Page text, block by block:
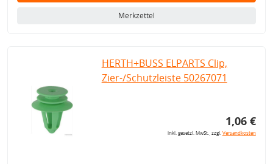
Merkzettel
HERTH+BUSS ELPARTS Clip,
Zier-/Schutzleiste 50267071
1,06 €
inkl. gesetzl. MwSt., zzgl.Versandkosten